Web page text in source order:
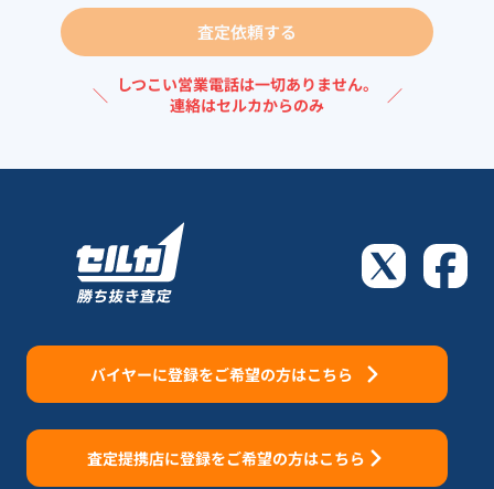
査定依頼する
＼ しつこい営業電話は一切ありません。
連絡はセルカからのみ
／
バイヤーに登録をご希望の方はこちら
査定提携店に登録をご希望の方はこちら